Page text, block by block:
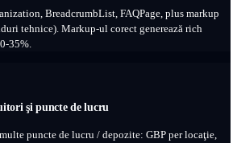
BreadcrumbList, FAQPage, plus markup
tehnice). Markup-ul corect generează rich
35%.
şi puncte de lucru
puncte de lucru / depozite: GBP per locaţie,